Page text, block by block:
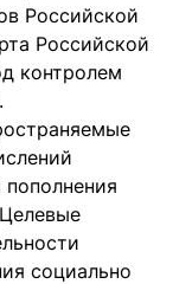
Российской
Российской
контролем
социально